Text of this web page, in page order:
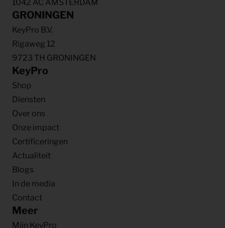
1042 AC AMSTERDAM
GRONINGEN
KeyPro B.V.
Rigaweg 12
9723 TH GRONINGEN
KeyPro
Shop
Diensten
Over ons
Onze impact
Certificeringen
Actualiteit
Blogs
In de media
Contact
Meer
Mijn KeyPro